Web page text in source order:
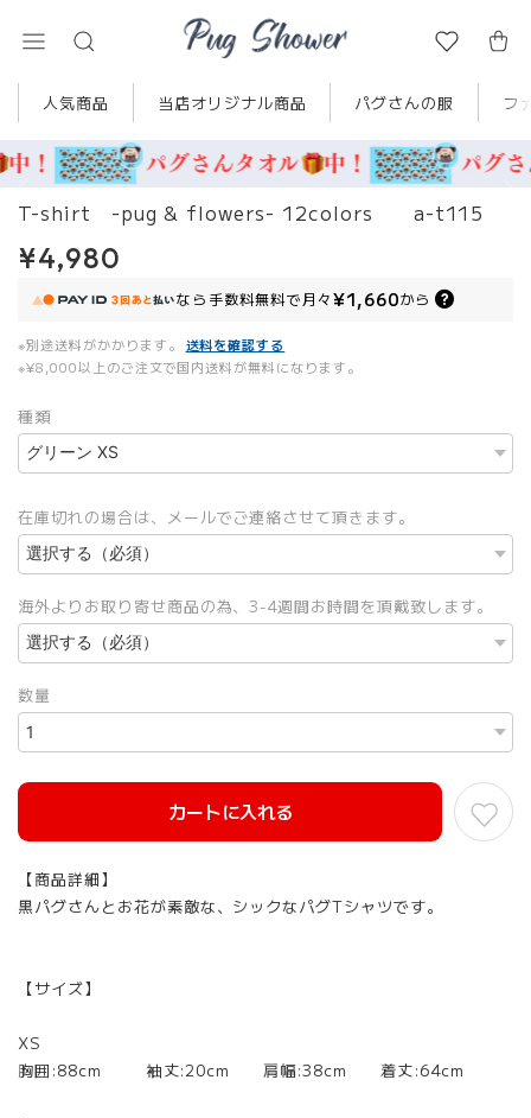
人気商品 当店オリジナル商品 パグさんの服 フ
T-shirt -pug & flowers- 12colors a-t115
¥4,980
なら 手数料無料で月々¥1,660から
※別途送料がかかります。
送料を確認する
※¥8,000以上のご注文で国内送料が無料になります。
種類
在庫切れの場合は、メールでご連絡させて頂きます。
海外よりお取り寄せ商品の為、3-4週間お時間を頂戴致します。
数量
カートに入れる
【商品詳細】
黒パグさんとお花が素敵な、シックなパグTシャツです。
【サイズ】
XS
胸囲:88cm 袖丈:20cm 肩幅:38cm 着丈:64cm